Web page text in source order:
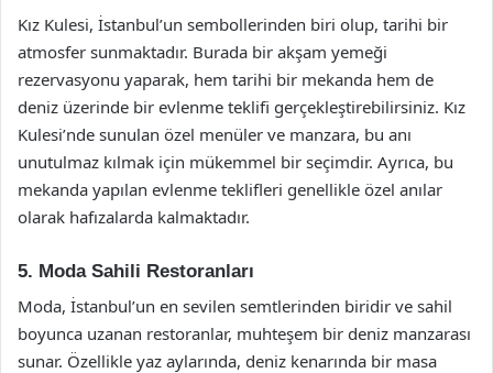
Kız Kulesi, İstanbul’un sembollerinden biri olup, tarihi bir
atmosfer sunmaktadır. Burada bir akşam yemeği
rezervasyonu yaparak, hem tarihi bir mekanda hem de
deniz üzerinde bir evlenme teklifi gerçekleştirebilirsiniz. Kız
Kulesi’nde sunulan özel menüler ve manzara, bu anı
unutulmaz kılmak için mükemmel bir seçimdir. Ayrıca, bu
mekanda yapılan evlenme teklifleri genellikle özel anılar
olarak hafızalarda kalmaktadır.
5. Moda Sahili Restoranları
Moda, İstanbul’un en sevilen semtlerinden biridir ve sahil
boyunca uzanan restoranlar, muhteşem bir deniz manzarası
sunar. Özellikle yaz aylarında, deniz kenarında bir masa